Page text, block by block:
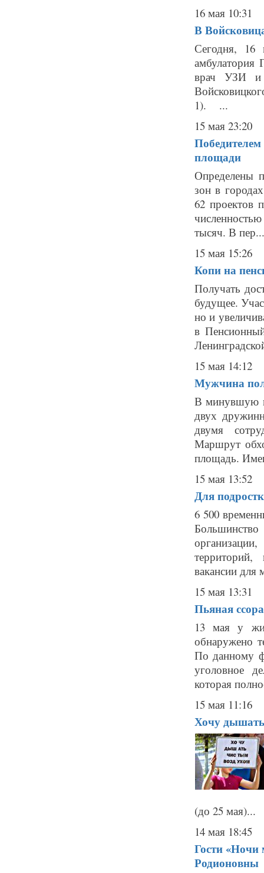
16 мая 10:31
В
Сегодня, 16
врач УЗИ и
1). ...
15 мая 23:20
площади
Определены
зон в
62 проектов
тысяч. В пер...
15 мая 15:26
Копи на
Получать
будущее.
но и
в
15 мая 14:12
Мужчина
В минувшую
двух
двумя
Маршрут
площадь.
15 мая 13:52
Для
6 500
вакансии для
15 мая 13:31
Пьяная
13 мая у
обнаружено
По данному
уголовное
которая
15 мая 11:16
Хочу
(до 25 мая)...
14 мая 18:45
Гости «Ночи
Родионовны